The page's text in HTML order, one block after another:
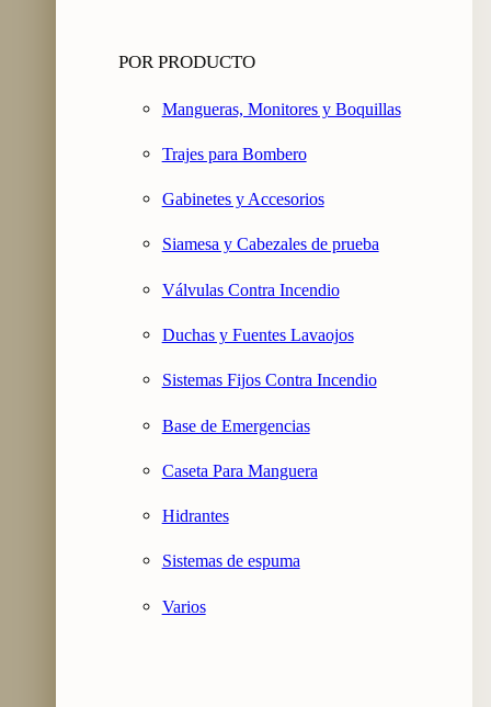
POR PRODUCTO
Mangueras, Monitores y Boquillas
Trajes para Bombero
Gabinetes y Accesorios
Siamesa y Cabezales de prueba
Válvulas Contra Incendio
Duchas y Fuentes Lavaojos
Sistemas Fijos Contra Incendio
Base de Emergencias
Caseta Para Manguera
Hidrantes
Sistemas de espuma
Varios